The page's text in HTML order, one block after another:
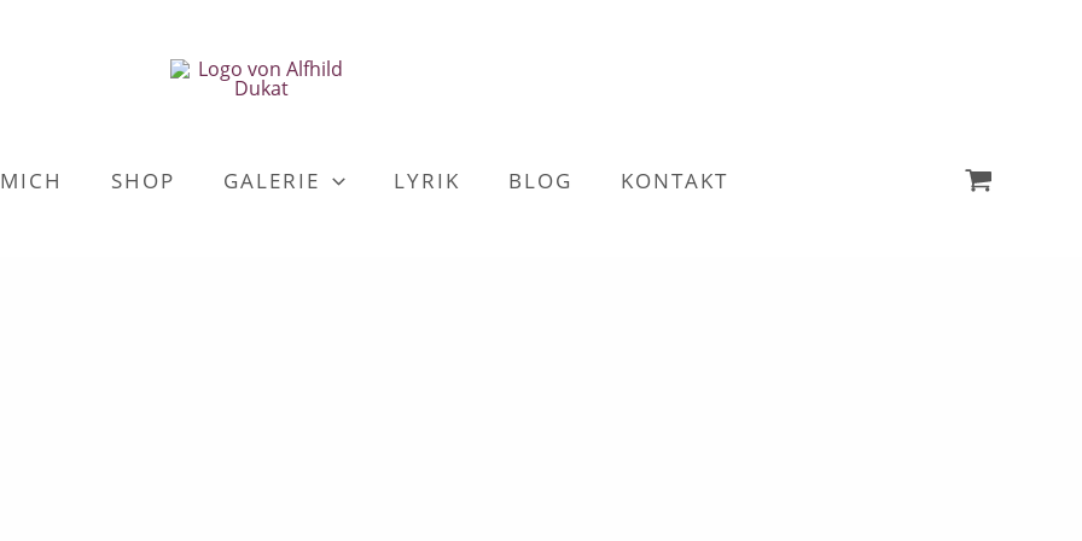
SHOP GALERIE LYRIK BLOG KONTAKT